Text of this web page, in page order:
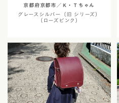
京都府京都市／Ｋ・Ｔちゃん
グレースシルバー（旧 シリーズ）
（ローズピンク）